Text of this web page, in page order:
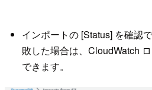
インポートの [Status] を確認
敗した場合は、CloudWatch
できます。